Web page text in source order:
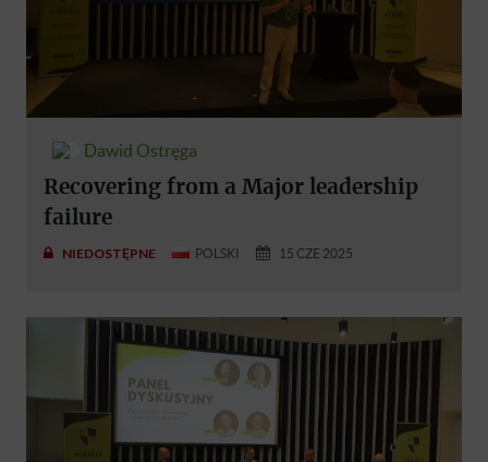
Dawid Ostręga
Recovering from a Major leadership
failure
NIEDOSTĘPNE POLSKI 15 CZE 2025